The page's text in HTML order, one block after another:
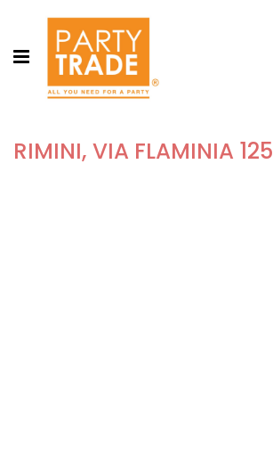
Open menu
RIMINI, VIA FLAMINIA 125